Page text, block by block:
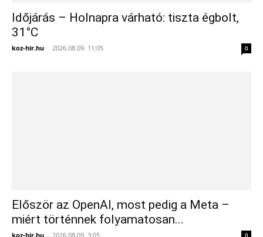
Időjárás – Holnapra várható: tiszta égbolt,
31°C
koz-hir.hu - 2026.08.09. 11:05 0
Először az OpenAI, most pedig a Meta –
miért történnek folyamatosan...
koz-hir.hu - 2026.08.09. 3:05 0